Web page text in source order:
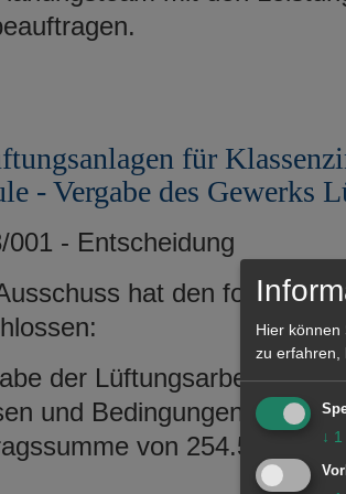
für
- Vergabe des Gewerks
001 - Entscheidung
hat den
der Lüftungsarbeiten an
und Bedingungen des
von 254.556,64 €
Hier können
zu erfahren,
↓ 1